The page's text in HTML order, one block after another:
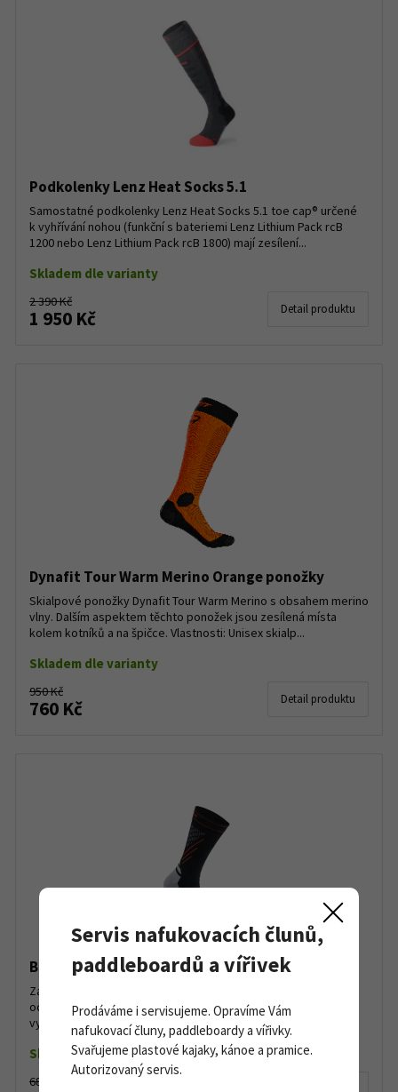
Podkolenky Lenz Heat Socks 5.1
Samostatné podkolenky Lenz Heat Socks 5.1 toe cap® určené
k vyhřívání nohou (funkční s bateriemi Lenz Lithium Pack rcB
1200 nebo Lenz Lithium Pack rcB 1800) mají zesílení...
Skladem dle varianty
2 390 Kč
1 950 Kč Detail produktu
Dynafit Tour Warm Merino Orange ponožky
Skialpové ponožky Dynafit Tour Warm Merino s obsahem merino
vlny. Dalším aspektem těchto ponožek jsou zesílená místa
kolem kotníků a na špičce. Vlastnosti: Unisex skialp...
Skladem dle varianty
950 Kč
760 Kč Detail produktu
Bridgedale Ski Nordic Race
Závodní běžkařské ponožky Bridgedale Ski Nordic Race, které
ocení všichni závodníci, kteří se při jízdě pořádně zahřejí. Jsou
vysoké tak akorát do běžkových bot a jsou po...
Skladem dle varianty
689 Kč
Servis nafukovacích člunů,
paddleboardů a vířivek
Prodáváme i servisujeme. Opravíme Vám
nafukovací čluny, paddleboardy a vířivky.
Svařujeme plastové kajaky, kánoe a pramice.
Autorizovaný servis.